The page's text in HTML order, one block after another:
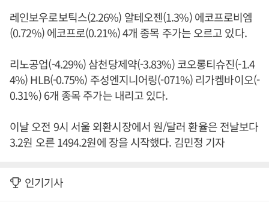
레인보우로보틱스(2.26%) 알테오젠(1.3%) 에코프로비엠
(0.72%) 에코프로(0.21%) 4개 종목 주가는 오르고 있다.
리노공업(-4.29%) 삼천당제약(-3.83%) 코오롱티슈진(-1.4
4%) HLB(-0.75%) 주성엔지니어링(-071%) 리가켐바이오(-
0.31%) 6개 종목 주가는 내리고 있다.
이날 오전 9시 서울 외환시장에서 원/달러 환율은 전날보다
3.2원 오른 1494.2원에 장을 시작했다. 김민정 기자
인기기사